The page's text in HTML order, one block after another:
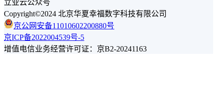
立业云公众号
Copyright©2024 北京华夏幸福数字科技有限公司
京公网安备11010602200880号
京ICP备2022004539号-5
增值电信业务经营许可证：京B2-20241163